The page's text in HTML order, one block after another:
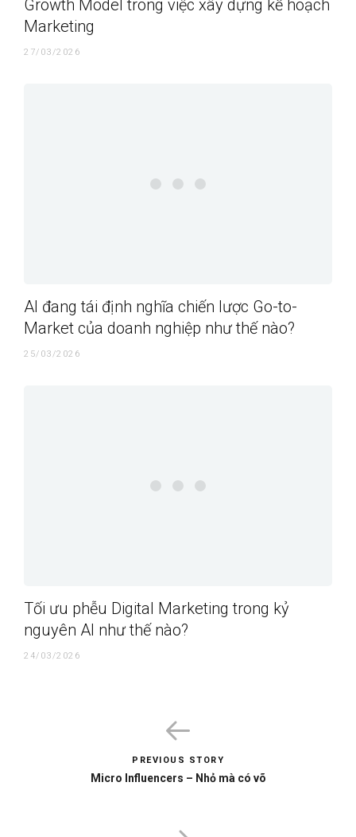
Growth Model trong việc xây dựng kế hoạch
Marketing
27/03/2026
AI đang tái định nghĩa chiến lược Go-to-
Market của doanh nghiệp như thế nào?
25/03/2026
Tối ưu phễu Digital Marketing trong kỷ
nguyên AI như thế nào?
24/03/2026
PREVIOUS STORY
Micro Influencers – Nhỏ mà có võ